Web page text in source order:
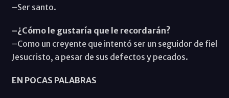
–Ser santo.
–¿Cómo le gustaría que le recordarán?
–Como un creyente que intentó ser un seguidor de fiel
Jesucristo, a pesar de sus defectos y pecados.
EN POCAS PALABRAS